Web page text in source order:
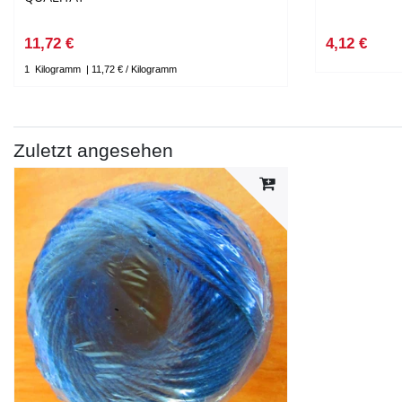
11,72 €
1 Kilogramm | 11,72 € / Kilogramm
4,12 €
Zuletzt angesehen